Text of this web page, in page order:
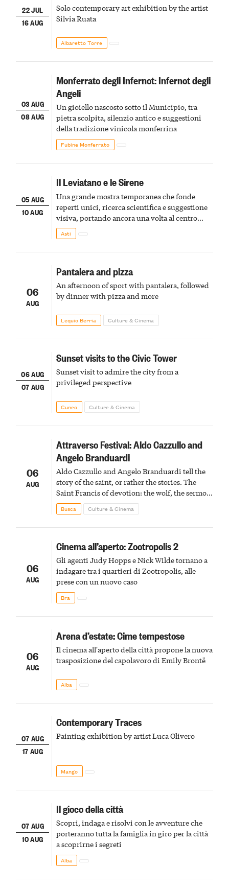
22 JUL
16 AUG
Solo contemporary art exhibition by the artist
Silvia Ruata
Albaretto Torre
03 AUG
08 AUG
Monferrato degli Infernot: Infernot degli
Angeli
Un gioiello nascosto sotto il Municipio, tra
pietra scolpita, silenzio antico e suggestioni
della tradizione vinicola monferrina
Fubine Monferrato
05 AUG
10 AUG
Il Leviatano e le Sirene
Una grande mostra temporanea che fonde
reperti unici, ricerca scientifica e suggestione
visiva, portando ancora una volta al centro
della scena le meraviglie del passato astigiano
Asti
06
AUG
Pantalera and pizza
An afternoon of sport with pantalera, followed
by dinner with pizza and more
Lequio Berria Culture & Cinema
06 AUG
07 AUG
Sunset visits to the Civic Tower
Sunset visit to admire the city from a
privileged perspective
Cuneo Culture & Cinema
06
AUG
Attraverso Festival: Aldo Cazzullo and
Angelo Branduardi
Aldo Cazzullo and Angelo Branduardi tell the
story of the saint, or rather the stories. The
Saint Francis of devotion: the wolf, the sermon
to the birds, the stigmata
Busca Culture & Cinema
06
AUG
Cinema all’aperto: Zootropolis 2
Gli agenti Judy Hopps e Nick Wilde tornano a
indagare tra i quartieri di Zootropolis, alle
prese con un nuovo caso
Bra
06
AUG
Arena d’estate: Cime tempestose
Il cinema all'aperto della città propone la nuova
trasposizione del capolavoro di Emily Brontë
Alba
07 AUG
17 AUG
Contemporary Traces
Painting exhibition by artist Luca Olivero
Mango
07 AUG
10 AUG
Il gioco della città
Scopri, indaga e risolvi con le avventure che
porteranno tutta la famiglia in giro per la città
a scoprirne i segreti
Alba